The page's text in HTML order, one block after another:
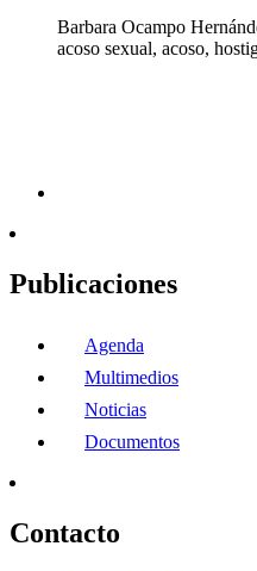
Barbara Ocampo
acoso sexual, acoso,
Publicaciones
Agenda
Multimedios
Noticias
Documentos
Contacto